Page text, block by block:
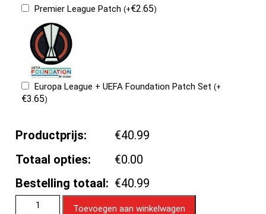
Premier League Patch(+€2.65)
Europa League + UEFA Foundation Patch Set(+
€3.65)
Productprijs:
€40.99
Totaal opties:
€0.00
Bestelling totaal: €40.99
Toevoegen aan winkelwagen